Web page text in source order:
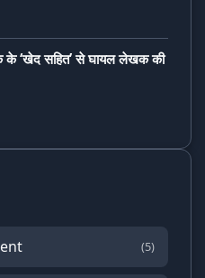
के ‘खेद सहित’ से घायल लेखक की
(5)